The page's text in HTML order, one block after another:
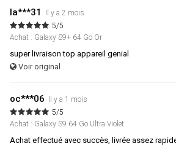
la***31
Il y a 2 mois
5/5
Achat : Galaxy S9+ 64 Go Or
super livraison top appareil genial
Voir original
oc***06
Il y a 1 mois
5/5
Achat : Galaxy S9 64 Go Ultra Violet
Achat effectué avec succès, livrée assez